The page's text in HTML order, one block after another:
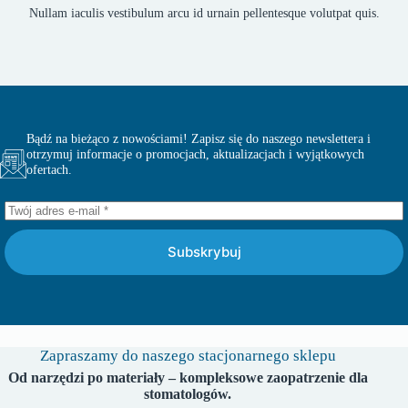
Nullam iaculis vestibulum arcu id urnain pellentesque volutpat quis.
Bądź na bieżąco z nowościami! Zapisz się do naszego newslettera i
otrzymuj informacje o promocjach, aktualizacjach i wyjątkowych
ofertach.
Subskrybuj
Zapraszamy do naszego stacjonarnego sklepu
Od narzędzi po materiały – kompleksowe zaopatrzenie dla
stomatologów.